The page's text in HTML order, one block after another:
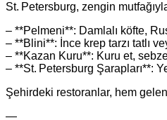
St. Petersburg, zengin
– **Pelmeni**: Damlalı köfte,
– **Blini**: İnce krep tarzı tatlı
– **Kazan Kuru**: Kuru et,
– **St. Petersburg Şarapları**:
Şehirdeki restoranlar, hem
—